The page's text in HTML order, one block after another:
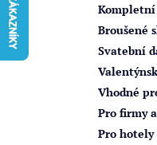
Broušené
Svatební
Vhodné
Pro firmy
Pro hotely